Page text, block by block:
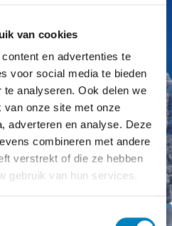
van cookies
en advertenties te
voor social media te bieden
analyseren. Ook delen we
van onze site met onze
adverteren en analyse. Deze
combineren met andere
verstrekt of die ze hebben
gebruik van hun services.